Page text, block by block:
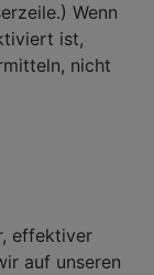
Wenn
ist,
nicht
effektiver
auf unseren